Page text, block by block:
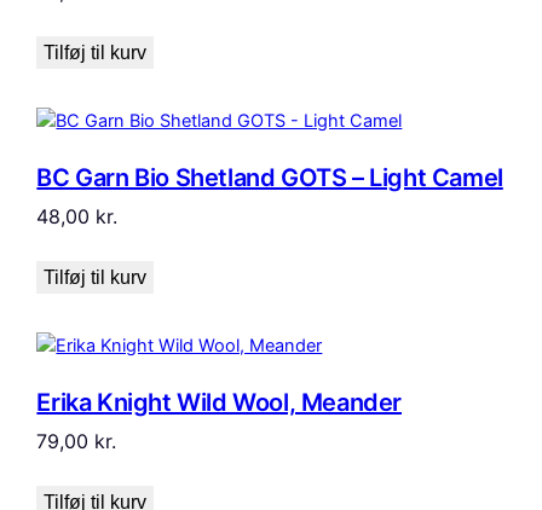
Tilføj til kurv
BC Garn Bio Shetland GOTS – Light Camel
48,00 kr.
Tilføj til kurv
Erika Knight Wild Wool, Meander
79,00 kr.
Tilføj til kurv